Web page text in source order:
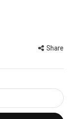
Share